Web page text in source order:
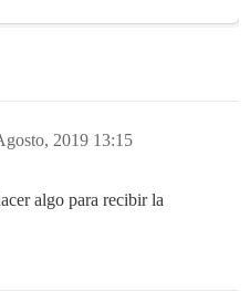
2019 13:15
algo para recibir la